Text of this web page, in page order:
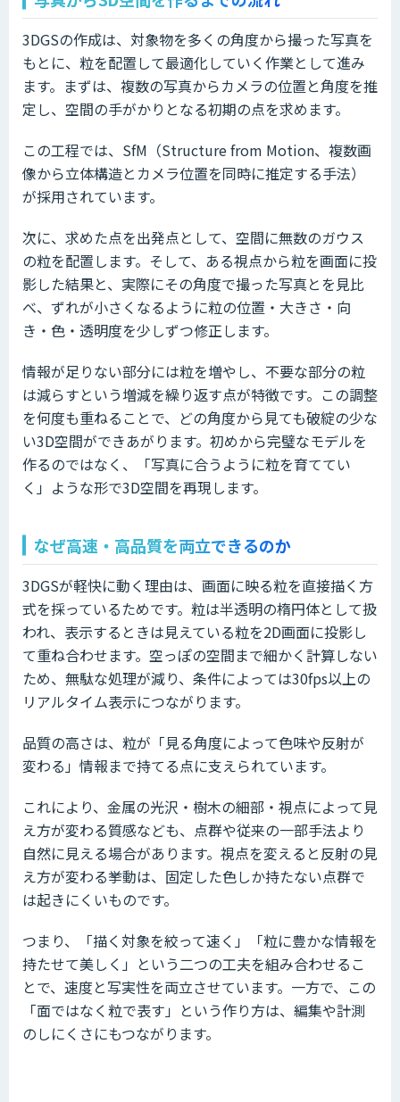
3DGSの作成は、対象物を多くの角度から撮った写真を
もとに、粒を配置して最適化していく作業として進み
ます。まずは、複数の写真からカメラの位置と角度を推
定し、空間の手がかりとなる初期の点を求めます。
この工程では、SfM（Structure from Motion、複数画
像から立体構造とカメラ位置を同時に推定する手法）
が採用されています。
次に、求めた点を出発点として、空間に無数のガウス
の粒を配置します。そして、ある視点から粒を画面に投
影した結果と、実際にその角度で撮った写真とを見比
べ、ずれが小さくなるように粒の位置・大きさ・向
き・色・透明度を少しずつ修正します。
情報が足りない部分には粒を増やし、不要な部分の粒
は減らすという増減を繰り返す点が特徴です。この調整
を何度も重ねることで、どの角度から見ても破綻の少な
い3D空間ができあがります。初めから完璧なモデルを
作るのではなく、「写真に合うように粒を育ててい
く」ような形で3D空間を再現します。
なぜ高速・高品質を両立できるのか
3DGSが軽快に動く理由は、画面に映る粒を直接描く方
式を採っているためです。粒は半透明の楕円体として扱
われ、表示するときは見えている粒を2D画面に投影し
て重ね合わせます。空っぽの空間まで細かく計算しない
ため、無駄な処理が減り、条件によっては30fps以上の
リアルタイム表示につながります。
品質の高さは、粒が「見る角度によって色味や反射が
変わる」情報まで持てる点に支えられています。
これにより、金属の光沢・樹木の細部・視点によって見
え方が変わる質感なども、点群や従来の一部手法より
自然に見える場合があります。視点を変えると反射の見
え方が変わる挙動は、固定した色しか持たない点群で
は起きにくいものです。
つまり、「描く対象を絞って速く」「粒に豊かな情報を
持たせて美しく」という二つの工夫を組み合わせるこ
とで、速度と写実性を両立させています。一方で、この
「面ではなく粒で表す」という作り方は、編集や計測
のしにくさにもつながります。